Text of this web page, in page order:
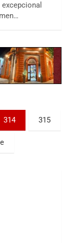
314 315